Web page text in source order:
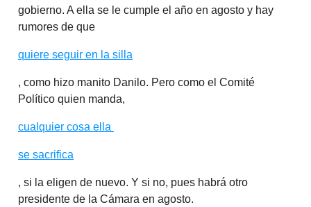
gobierno. A ella se le cumple el año en agosto y hay
rumores de que
quiere seguir en la silla
, como hizo manito Danilo. Pero como el Comité
Político quien manda,
cualquier cosa ella
se sacrifica
, si la eligen de nuevo. Y si no, pues habrá otro
presidente de la Cámara en agosto.